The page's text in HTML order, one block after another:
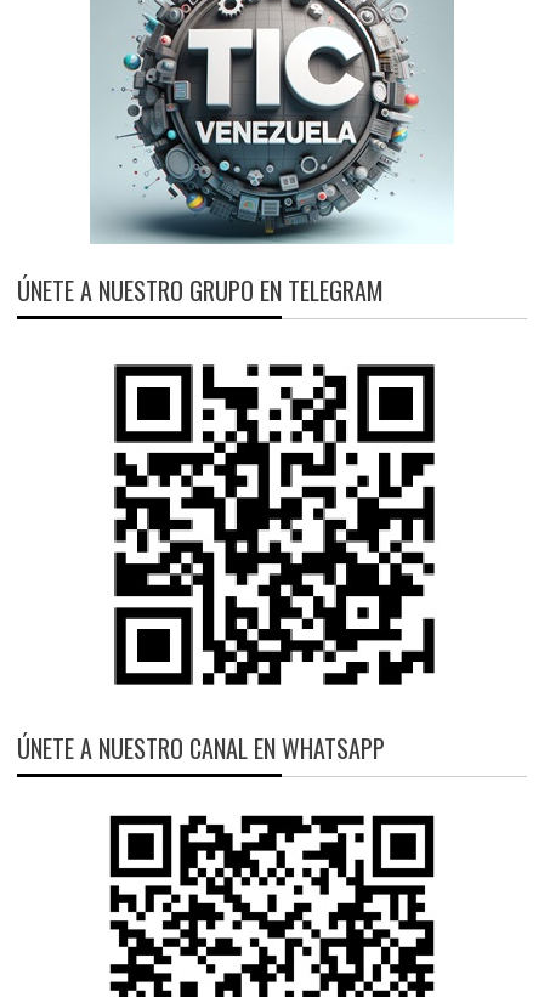
ÚNETE A NUESTRO GRUPO EN TELEGRAM
ÚNETE A NUESTRO CANAL EN WHATSAPP